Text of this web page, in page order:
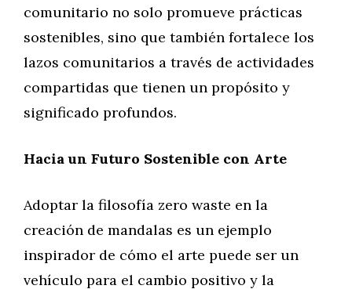
comunitario no solo promueve prácticas
sostenibles, sino que también fortalece los
lazos comunitarios a través de actividades
compartidas que tienen un propósito y
significado profundos.
Hacia un Futuro Sostenible con Arte
Adoptar la filosofía zero waste en la
creación de mandalas es un ejemplo
inspirador de cómo el arte puede ser un
vehículo para el cambio positivo y la